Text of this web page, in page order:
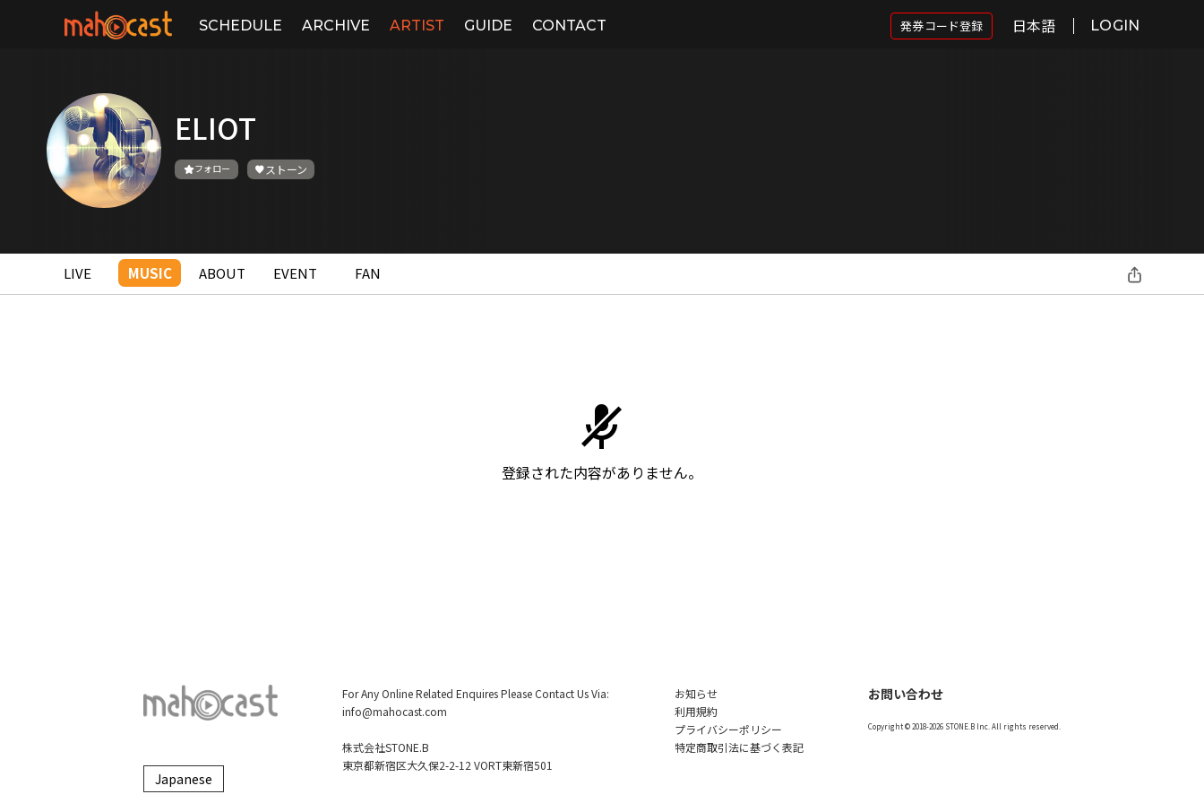
SCHEDULE ARCHIVE ARTIST GUIDE CONTACT 発券コード登録 日本語 LOGIN
ELIOT
フォロー ストーン
LIVE MUSIC ABOUT EVENT FAN
登録された内容がありません。
For Any Online Related Enquires Please Contact Us Via:
info@mahocast.com
株式会社STONE.B
東京都新宿区大久保2-2-12 VORT東新宿501
お知らせ
利用規約
プライバシーポリシー
特定商取引法に基づく表記
お問い合わせ
Copyright © 2018-2026 STONE.B Inc. All rights reserved.